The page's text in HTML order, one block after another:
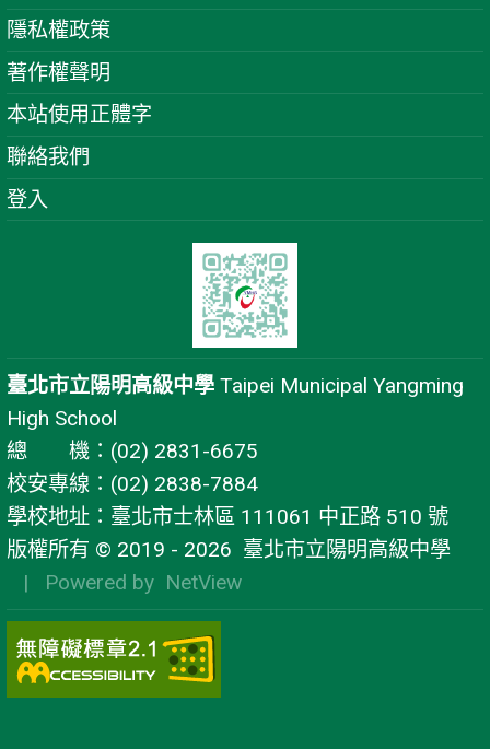
隱私權政策
著作權聲明
本站使用正體字
聯絡我們
登入
臺北市立陽明高級中學 Taipei Municipal Yangming
High School
總 機：(02) 2831-6675
校安專線：(02) 2838-7884
學校地址：臺北市士林區 111061 中正路 510 號
版權所有 © 2019 - 2026 臺北市立陽明高級中學
| Powered by NetView